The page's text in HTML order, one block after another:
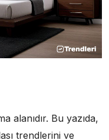
alanıdır. Bu yazıda,
trendlerini ve